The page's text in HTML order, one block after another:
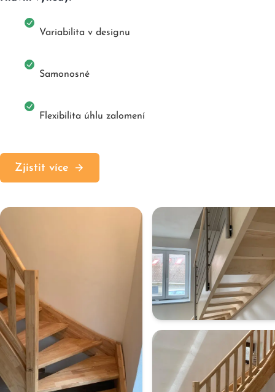
Variabilita v designu
Samonosné
Flexibilita úhlu zalomení
Zjistit více